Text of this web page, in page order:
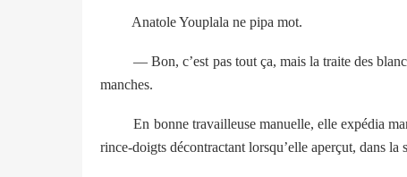
Anatole Youplala ne pipa mot.
— Bon, c’est pas tout ça, mais la traite des
manches.
En bonne travailleuse manuelle, elle expédia
rince-doigts décontractant lorsqu’elle aperçut, dans la